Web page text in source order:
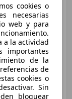
kW (82 CV)
cookies o
necesarias
web y para
a la actividad
importantes
de la
de
cookies o
Sin
bloquear